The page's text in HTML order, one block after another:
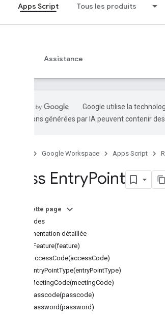
Apps Script Tous les produits
Assistance
Google utilise la
traductions générées par IA peuvent contenir
Google Workspace Apps Script
Class EntryPoint
Sur cette page
Méthodes
Documentation détaillée
addFeature(feature)
setAccessCode(accessCode)
setEntryPointType(entryPointType)
setMeetingCode(meetingCode)
setPasscode(passcode)
setPassword(password)